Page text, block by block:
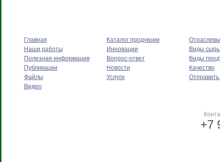
Главная
Наши работы
Полезная информация
Публикации
Файлы
Видео
Каталог продукции
Инновации
Вопрос-ответ
Новости
Услуги
Виды
Виды
Качество
+7